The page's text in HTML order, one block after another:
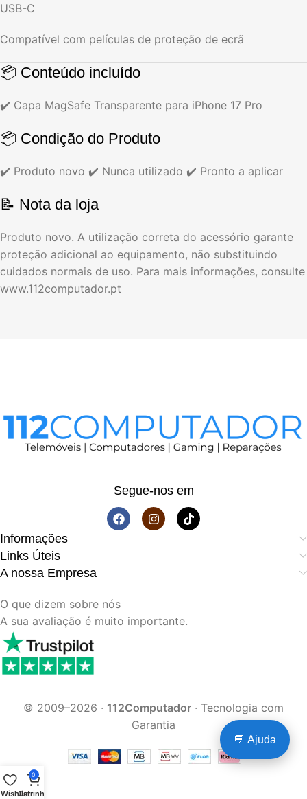
USB-C
Compatível com películas de proteção de ecrã
📦 Conteúdo incluído
✔️ Capa MagSafe Transparente para iPhone 17 Pro
📦 Condição do Produto
✔️ Produto novo ✔️ Nunca utilizado ✔️ Pronto a aplicar
📝 Nota da loja
Produto novo. A utilização correta do acessório garante
proteção adicional ao equipamento, não substituindo
cuidados normais de uso. Para mais informações, consulte
www.112computador.pt
💬 Ajuda
Segue-nos em
Informações
Links Úteis
A nossa Empresa
O que dizem sobre nós
A sua avaliação é muito importante.
© 2009–2026 · 112Computador · Tecnologia com
Garantia
Wishlist
0
Carrinho